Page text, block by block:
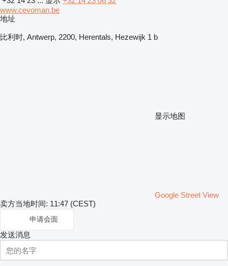
www.cevoman.be
地址
比利时, Antwerp, 2200, Herentals, Hezewijk 1 b
显示地图
Google Street View
卖方当地时间: 11:47 (CEST)
申请会面
发送消息